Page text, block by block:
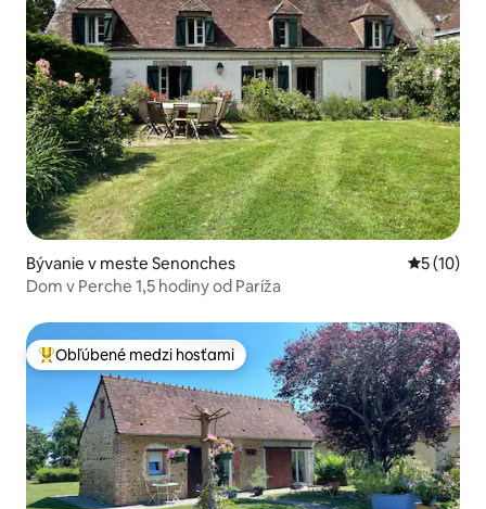
Bývanie v meste Senonches
5 (10)
Dom v Perche 1,5 hodiny od Paríža
Najobľúbenejšie medzi hosťami
Obľúbené medzi hosťami